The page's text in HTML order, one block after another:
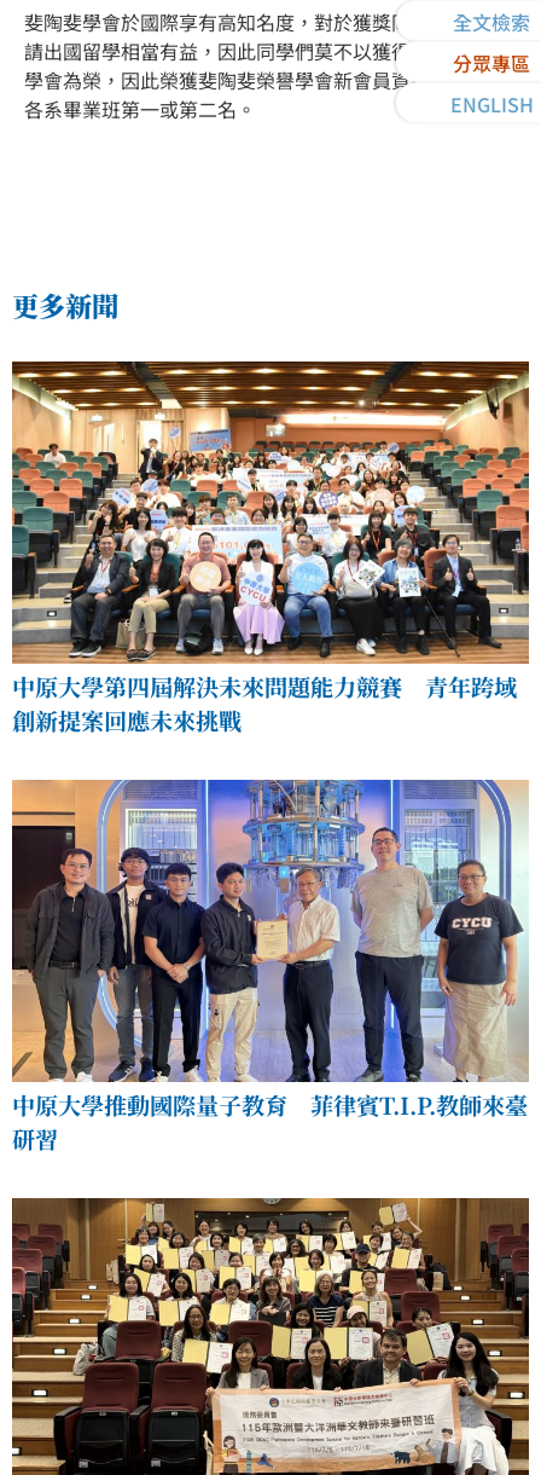
全文檢索
分眾專區
ENGLISH
斐陶斐學會於國際享有高知名度，對於獲獎同學畢業後申
請出國留學相當有益，因此同學們莫不以獲得加入斐陶斐
學會為榮，因此榮獲斐陶斐榮譽學會新會員資格者，皆為
各系畢業班第一或第二名。
更多新聞
中原大學第四屆解決未來問題能力競賽 青年跨域
創新提案回應未來挑戰
中原大學推動國際量子教育 菲律賓T.I.P.教師來臺
研習